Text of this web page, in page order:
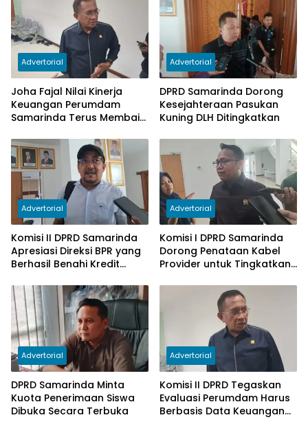
Advertorial
Joha Fajal Nilai Kinerja
Keuangan Perumdam
Samarinda Terus Membaik,
Subsidi Berkurang
Advertorial
DPRD Samarinda Dorong
Kesejahteraan Pasukan
Kuning DLH Ditingkatkan
Advertorial
Komisi II DPRD Samarinda
Apresiasi Direksi BPR yang
Berhasil Benahi Kredit
Advertorial
Komisi I DPRD Samarinda
Dorong Penataan Kabel
Provider untuk Tingkatkan
Advertorial
DPRD Samarinda Minta
Kuota Penerimaan Siswa
Dibuka Secara Terbuka
Advertorial
Komisi II DPRD Tegaskan
Evaluasi Perumdam Harus
Berbasis Data Keuangan